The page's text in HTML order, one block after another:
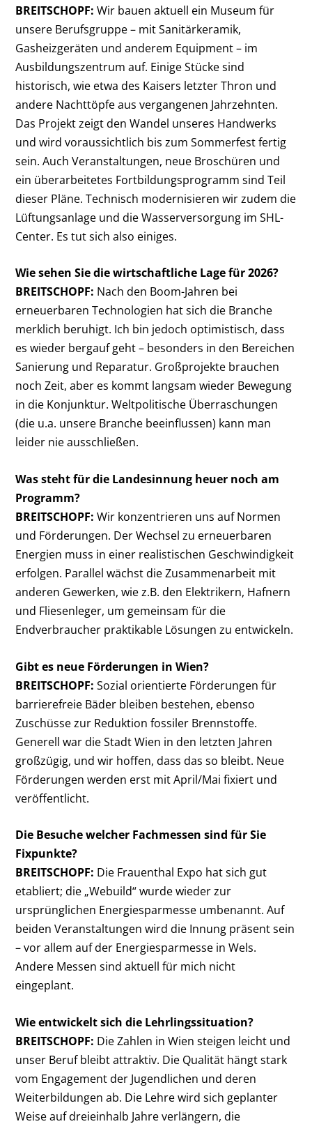
BREITSCHOPF: Wir bauen aktuell ein Museum für
unsere Berufsgruppe – mit Sanitärkeramik,
Gasheizgeräten und anderem Equipment – im
Ausbildungszentrum auf. Einige Stücke sind
historisch, wie etwa des Kaisers letzter Thron und
andere Nachttöpfe aus vergangenen Jahrzehnten.
Das Projekt zeigt den Wandel unseres Handwerks
und wird voraussichtlich bis zum Sommerfest fertig
sein. Auch Veranstaltungen, neue Broschüren und
ein überarbeitetes Fortbildungsprogramm sind Teil
dieser Pläne. Technisch modernisieren wir zudem die
Lüftungsanlage und die Wasserversorgung im SHL-
Center. Es tut sich also einiges.
Wie sehen Sie die wirtschaftliche Lage für 2026?
BREITSCHOPF: Nach den Boom-Jahren bei
erneuerbaren Technologien hat sich die Branche
merklich beruhigt. Ich bin jedoch optimistisch, dass
es wieder bergauf geht – besonders in den Bereichen
Sanierung und Reparatur. Großprojekte brauchen
noch Zeit, aber es kommt langsam wieder Bewegung
in die Konjunktur. Weltpolitische Überraschungen
(die u.a. unsere Branche beeinflussen) kann man
leider nie ausschließen.
Was steht für die Landesinnung heuer noch am
Programm?
BREITSCHOPF: Wir konzentrieren uns auf Normen
und Förderungen. Der Wechsel zu erneuerbaren
Energien muss in einer realistischen Geschwindigkeit
erfolgen. Parallel wächst die Zusammenarbeit mit
anderen Gewerken, wie z.B. den Elektrikern, Hafnern
und Fliesenleger, um gemeinsam für die
Endverbraucher praktikable Lösungen zu entwickeln.
Gibt es neue Förderungen in Wien?
BREITSCHOPF: Sozial orientierte Förderungen für
barrierefreie Bäder bleiben bestehen, ebenso
Zuschüsse zur Reduktion fossiler Brennstoffe.
Generell war die Stadt Wien in den letzten Jahren
großzügig, und wir hoffen, dass das so bleibt. Neue
Förderungen werden erst mit April/Mai fixiert und
veröffentlicht.
Die Besuche welcher Fachmessen sind für Sie
Fixpunkte?
BREITSCHOPF: Die Frauenthal Expo hat sich gut
etabliert; die „Webuild“ wurde wieder zur
ursprünglichen Energiesparmesse umbenannt. Auf
beiden Veranstaltungen wird die Innung präsent sein
– vor allem auf der Energiesparmesse in Wels.
Andere Messen sind aktuell für mich nicht
eingeplant.
Wie entwickelt sich die Lehrlingssituation?
BREITSCHOPF: Die Zahlen in Wien steigen leicht und
unser Beruf bleibt attraktiv. Die Qualität hängt stark
vom Engagement der Jugendlichen und deren
Weiterbildungen ab. Die Lehre wird sich geplanter
Weise auf dreieinhalb Jahre verlängern, die